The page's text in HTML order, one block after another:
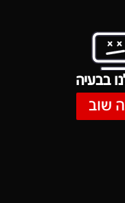
בבעיה
שוב